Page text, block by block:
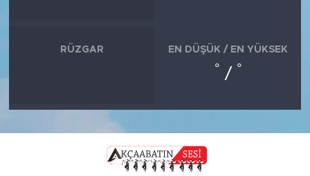
RÜZGAR EN DÜŞÜK / EN YÜKSEK
° / °